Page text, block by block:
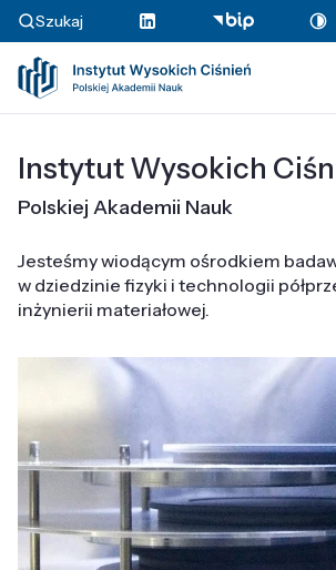
Szukaj
Instytut Wysokich
Polskiej Akademii Nauk
Jesteśmy wiodącym ośrodkiem
w dziedzinie fizyki i technologii
inżynierii materiałowej.